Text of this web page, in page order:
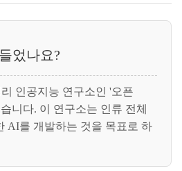
었나요?
인공지능 연구소인 '오픈
니다. 이 연구소는 인류 전체
AI를 개발하는 것을 목표로 하